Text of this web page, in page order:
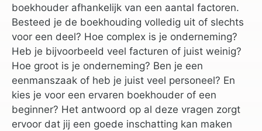
boekhouder afhankelijk van een aantal factoren.
Besteed je de boekhouding volledig uit of slechts
voor een deel? Hoe complex is je onderneming?
Heb je bijvoorbeeld veel facturen of juist weinig?
Hoe groot is je onderneming? Ben je een
eenmanszaak of heb je juist veel personeel? En
kies je voor een ervaren boekhouder of een
beginner? Het antwoord op al deze vragen zorgt
ervoor dat jij een goede inschatting kan maken